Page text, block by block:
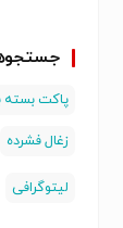
پاکت بسته
زغال فشرده
لیتوگرافی